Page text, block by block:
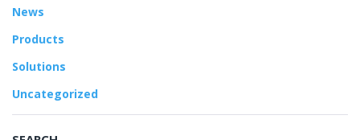
News
Products
Solutions
Uncategorized